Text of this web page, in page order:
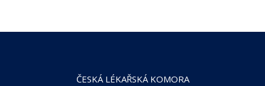
ČESKÁ LÉKAŘSKÁ KOMORA